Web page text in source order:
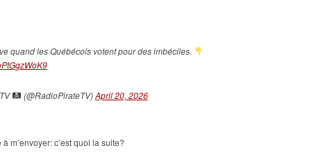
quand les Québécois votent pour des imbéciles.
(@RadioPirateTV)April 20, 2026
m’envoyer: c’est quoi la suite?